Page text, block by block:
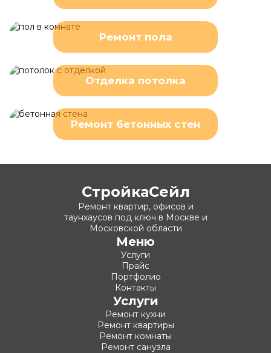
Ремонт пола
Отделка потолка
Ремонт бетонных стен
СтройкаСейл
Ремонт квартир, офисов и
таунхаусов под ключ в Москве и
Московской области
Меню
Услуги
Прайс
Портфолио
Контакты
Услуги
Ремонт кухни
Ремонт квартиры
Ремонт комнаты
Ремонт санузла